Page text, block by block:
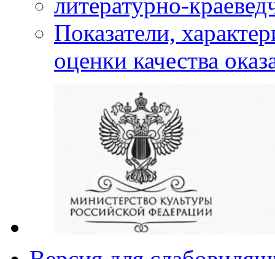
Показатели,
оценки качества